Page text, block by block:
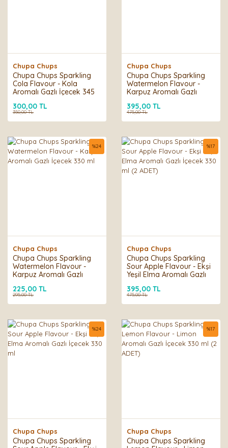
Chupa Chups
Chupa Chups Sparkling
Cola Flavour - Kola
Aromalı Gazlı İçecek 345
300,00 TL
350,00 TL
Chupa Chups
Chupa Chups Sparkling
Watermelon Flavour -
Karpuz Aromalı Gazlı
395,00 TL
475,00 TL
Chupa Chups
Chupa Chups Sparkling
Watermelon Flavour -
Karpuz Aromalı Gazlı
%24
225,00 TL
295,00 TL
Chupa Chups
Chupa Chups Sparkling
Sour Apple Flavour - Ekşi
Yeşil Elma Aromalı Gazlı
%17
395,00 TL
475,00 TL
Chupa Chups
Chupa Chups Sparkling
%24
Chupa Chups
Chupa Chups Sparkling
%17